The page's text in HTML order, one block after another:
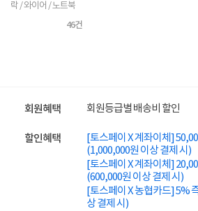
락 / 와이어 / 노트북
46건
회원혜택 회원등급별 배송비 할인
할인혜택
[토스페이 X 계좌이체]
(1,000,000원 이상 결제 시)
[토스페이 X 계좌이체]
(600,000원 이상 결제 시)
[토스페이 X 농협카드] 5%
상 결제 시)